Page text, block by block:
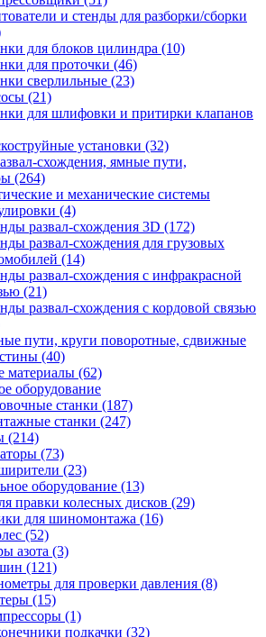
и стенды для разборки/сборки
для блоков цилиндра (10)
для проточки (46)
сверлильные (23)
(21)
для шлифовки и притирки клапанов
установки (32)
схождения, ямные пути,
(264)
и механические системы
(4)
развал-схождения 3D (172)
развал-схождения для грузовых
(14)
развал-схождения с инфракрасной
(21)
развал-схождения с кордовой связью
пути, круги поворотные, сдвижные
(40)
материалы (62)
оборудование
станки (187)
станки (247)
(214)
(73)
(23)
оборудование (13)
правки колесных дисков (29)
для шиномонтажа (16)
(52)
азота (3)
(121)
для проверки давления (8)
(15)
(1)
подкачки (32)